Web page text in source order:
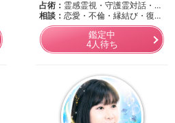
占術： 霊感霊視・守護霊対話・霊
感…
相談：恋愛・不倫・縁結び・復
縁・…
鑑定中
4人待ち